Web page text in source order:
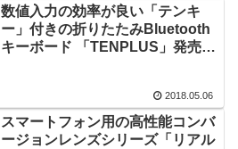
数値入力の効率が良い「テンキ
ー」付きの折りたたみBluetooth
キーボード 「TENPLUS」発売！
2018.05.06
スマートフォン用の高性能コンバ
ージョンレンズシリーズ「リアル